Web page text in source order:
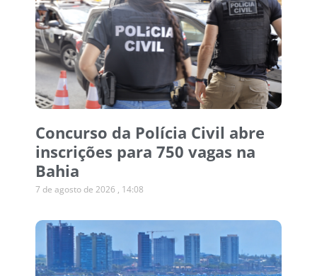
Concurso da Polícia Civil abre
inscrições para 750 vagas na
Bahia
7 de agosto de 2026 14:08